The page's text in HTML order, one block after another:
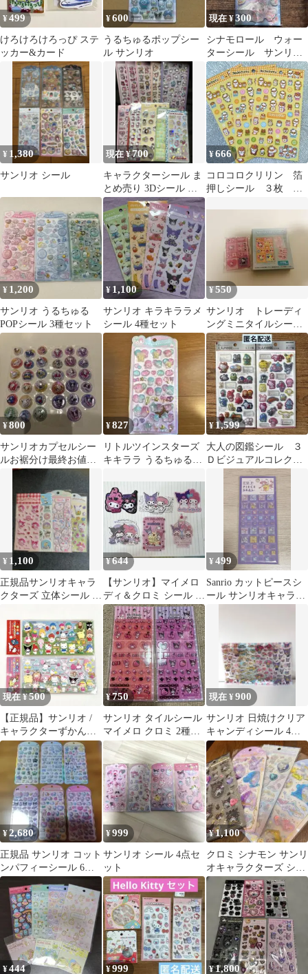
¥499
けろけろけろっぴ ステ
ッカー&カード
¥600
うるちゅるポップシー
ル サンリオ
現在 ¥300
シナモロール ウォー
ターシール サンリ
オ 海外限定 正規
品 水シール
¥ 1,380
サンリオ シール
現在 ¥700
キャラクターシール ま
とめ売り 3Dシール ジ
ュエリードロップ
¥666
コロコロクリリン 箔
押しシール ３枚 サ
¥ 1,200
サンリオ うるちゅる
POPシール 3種セット
¥ 1,100
サンリオ キラキララメ
シール 4種セット
¥550
サンリオ トレーディ
ングミニタイルシール2
シークレット ハロー
キティ
¥800
サンリオカプセルシー
ルお裾分け最終お値下
げ♩
¥827
リトルツインスターズ
キキララ うるちゅる
¥1,599
大人の図鑑シール ３
Ｄビジュアルコレクシ
ョン サンリオ レト
ロ編 ポップ編 2種
¥ 1,100
正規品サンリオキャラ
クターズ 立体シール 4
¥644
【サンリオ】マイメロ
ディ＆クロミ シール 6
枚セット
¥499
Sanrio カットピースシ
ール サンリオキャラク
現在 ¥ 500
【正規品】サンリオ /
キャラクターずかんシ
ール / 2種類セット
¥750
サンリオ タイルシール
マイメロ クロミ 2種セ
ット
現在 ¥900
サンリオ 日焼けクリア
キャンディシール 4点
セット
¥2,680
正規品 サンリオ コット
ンパフィーシール 6枚
セット
¥999
サンリオ シール 4点セ
ット
¥1,100
クロミ シナモン サンリ
オキャラクターズ シー
ル 4枚セット
¥444 ¥999 ¥1,800